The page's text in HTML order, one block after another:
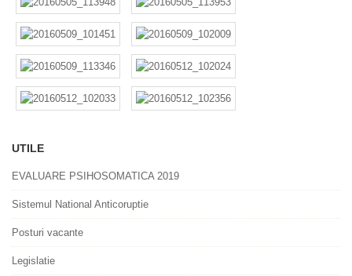
UTILE
EVALUARE PSIHOSOMATICA 2019
Sistemul National Anticoruptie
Posturi vacante
Legislatie